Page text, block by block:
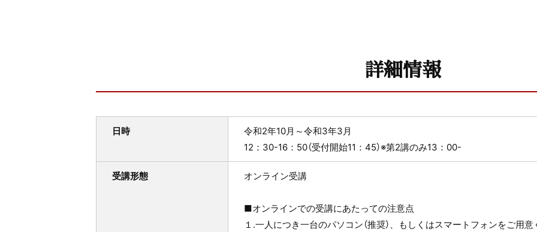
詳細情報
日時
令和2年10月～令和3年3月
12：30-16：50（受付開始11：45）※第2講のみ13：00-
受講形態 オンライン受講
■オンラインでの受講にあたっての注意点
１.一人につき一台のパソコン（推奨）、もしくはスマートフォンをご用意